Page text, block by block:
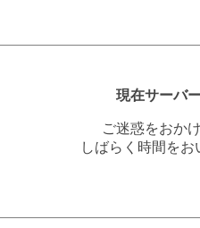
現在サーバ
ご迷惑をおか
しばらく時間を